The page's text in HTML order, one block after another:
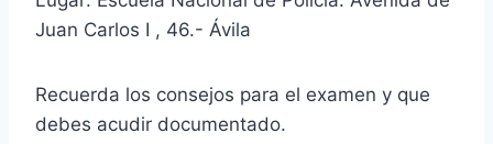
Juan Carlos I , 46.- Ávila
Recuerda los consejos para el examen y que
debes acudir documentado.